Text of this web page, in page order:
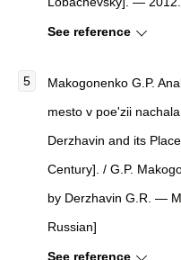
See reference
Makogonenko G.P.
mesto v poe'zii
Derzhavin and its
Century] . / G.P.
by Derzhavin G.R. —
Russian]
See reference